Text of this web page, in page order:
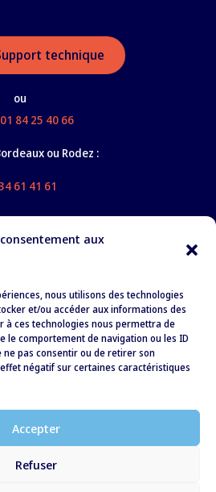
aux
nous utilisons des technologies
et/ou accéder aux informations des
à ces technologies nous permettra de
le comportement de navigation ou les ID
pas consentir ou de retirer son
négatif sur certaines caractéristiques
Accepter
Refuser
technique
ou
01 84 25 40 66
ou Rodez :
61 41 61